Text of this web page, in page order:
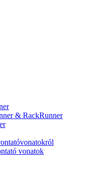
& RackRunner
vonatok